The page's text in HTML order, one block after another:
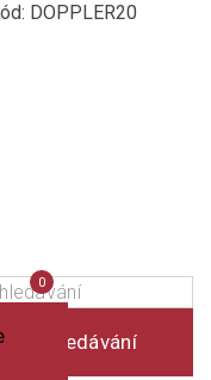
DOPPLER20
Vyhledávání
0